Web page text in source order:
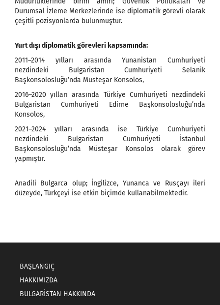
Durumsal İzleme Merkezlerinde ise diplomatik görevli olarak
çeşitli pozisyonlarda bulunmuştur.
Yurt dışı diplomatik görevleri kapsamında:
2011–2014 yılları arasında Yunanistan Cumhuriyeti
nezdindeki Bulgaristan Cumhuriyeti Selanik
Başkonsolosluğu’nda Müsteşar Konsolos,
2016–2020 yılları arasında Türkiye Cumhuriyeti nezdindeki
Bulgaristan Cumhuriyeti Edirne Başkonsolosluğu’nda
Konsolos,
2021–2024 yılları arasında ise Türkiye Cumhuriyeti
nezdindeki Bulgaristan Cumhuriyeti İstanbul
Başkonsolosluğu’nda Müsteşar Konsolos olarak görev
yapmıştır.
Anadili Bulgarca olup; İngilizce, Yunanca ve Rusçayı ileri
düzeyde, Türkçeyi ise etkin biçimde kullanabilmektedir.
BAŞLANGIÇ
HAKKIMIZDA
BULGARISTAN HAKKINDA